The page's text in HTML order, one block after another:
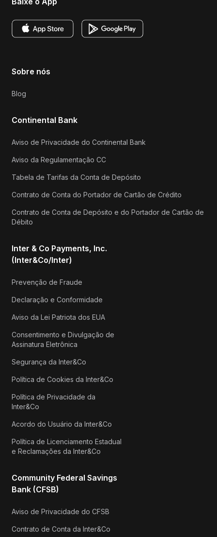
Sobre nós
Blog
Continental Bank
Aviso de Privacidade do Continental Bank
Aviso da Regulamentação CC
Tabela de Tarifas da Conta de Depósito
Contrato de Conta do Portador de Cartão de Crédito
Contrato de Conta de Depósito e do Portador de Cartão de
Débito
Inter & Co Payments, Inc.
(Inter&Co/Inter)
Prevenção de Fraude
Declaração e Conformidade
Aviso da Lei Patriota dos EUA
Consentimento e Divulgação de
Assinatura Eletrônica
Segurança da Inter&Co
Política de Cookies da Inter&Co
Política de Privacidade da
Inter&Co
Acordo do Usuário da Inter&Co
Política de Licenciamento Estadual
e Reclamações da Inter&Co
Community Federal Savings
Bank (CFSB)
Aviso de Privacidade do CFSB
Contrato de Conta da Inter&Co